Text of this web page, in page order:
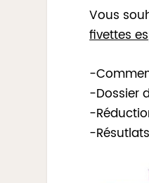
Vous
fivettes
-
-Dossier
-
-